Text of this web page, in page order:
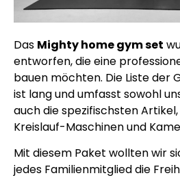
Das Mighty home gym set
entworfen, die eine
bauen möchten. Die Liste der
ist lang und umfasst sowohl
auch die spezifischsten
Kreislauf-Maschinen und
Mit diesem Paket wollten wir
jedes Familienmitglied die